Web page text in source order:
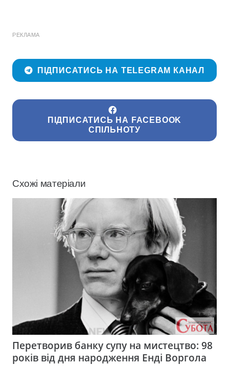
РЕКЛАМА
ПІДПИСАТИСЬ НА TELEGRAM КАНАЛ
ПІДПИСАТИСЬ НА FACEBOOK
СПІЛЬНОТУ
Схожі матеріали
Перетворив банку супу на мистецтво: 98
років від дня народження Енді Воргола